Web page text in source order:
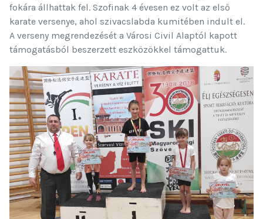
fokára állhattak fel. Szofinak 4 évesen ez volt az első
karate versenye, ahol szivacslabda kumitében indult el.
A verseny megrendezését a Városi Civil Alaptól kapott
támogatásból beszerzett eszközökkel támogattuk.